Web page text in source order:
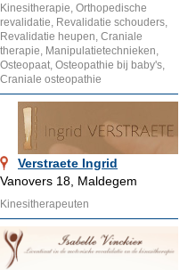
Kinesitherapie, Orthopedische
revalidatie, Revalidatie schouders,
Revalidatie heupen, Craniale
therapie, Manipulatietechnieken,
Osteopaat, Osteopathie bij baby's,
Craniale osteopathie
Verstraete Ingrid
Vanovers 18, Maldegem
Kinesitherapeuten